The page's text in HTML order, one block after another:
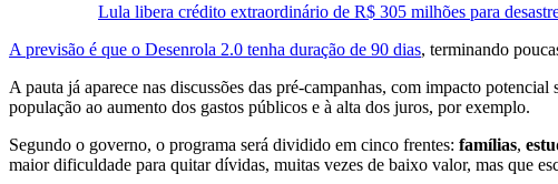
Lula libera crédito extraordinário de R$ 305 milhões para
A previsão é que o Desenrola 2.0 tenha duração de 90 dias, terminando
A pauta já aparece nas discussões das pré-campanhas, com impacto
população ao aumento dos gastos públicos e à alta dos juros, por exemplo.
Segundo o governo, o programa será dividido em cinco frentes: famílias,
maior dificuldade para quitar dívidas, muitas vezes de baixo valor, mas que